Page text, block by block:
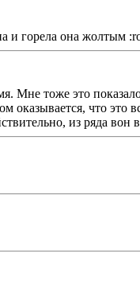
и горела она жолтым
Мне тоже это
что это
из ряда вон